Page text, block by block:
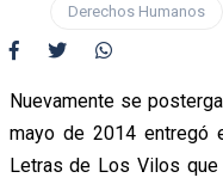
Derechos Humanos
Nuevamente se
mayo de 2014 entregó
Letras de Los Vilos que